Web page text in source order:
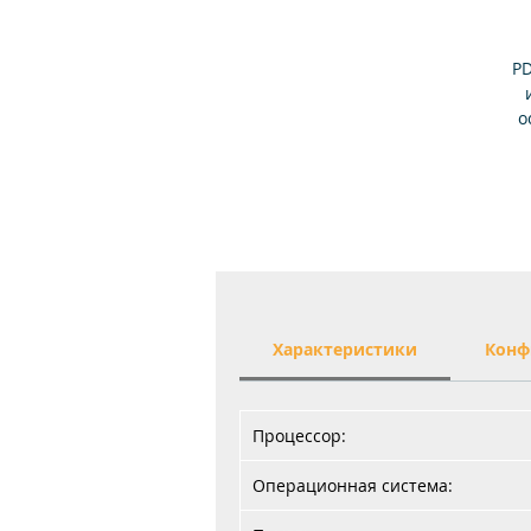
Характеристики
Процессор:
Операционная система: